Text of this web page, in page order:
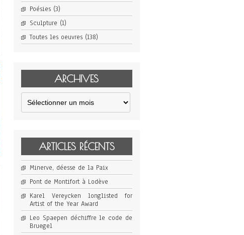
Poésies(3)
Sculpture (1)
Toutes les oeuvres(138)
ARCHIVES
Archives
ARTICLES RÉCENTS
Minerve, déesse de la Paix
Pont de Montifort à Lodève
Karel Vereycken longlisted for
Artist of the Year Award
Leo Spaepen déchiffre le code de
Bruegel